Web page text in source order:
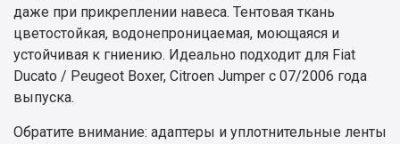
даже при прикреплении навеса. Тентовая ткань
цветостойкая, водонепроницаемая, моющаяся и
устойчивая к гниению. Идеально подходит для Fiat
Ducato / Peugeot Boxer, Citroen Jumper с 07/2006 года
выпуска.
Обратите внимание: адаптеры и уплотнительные ленты